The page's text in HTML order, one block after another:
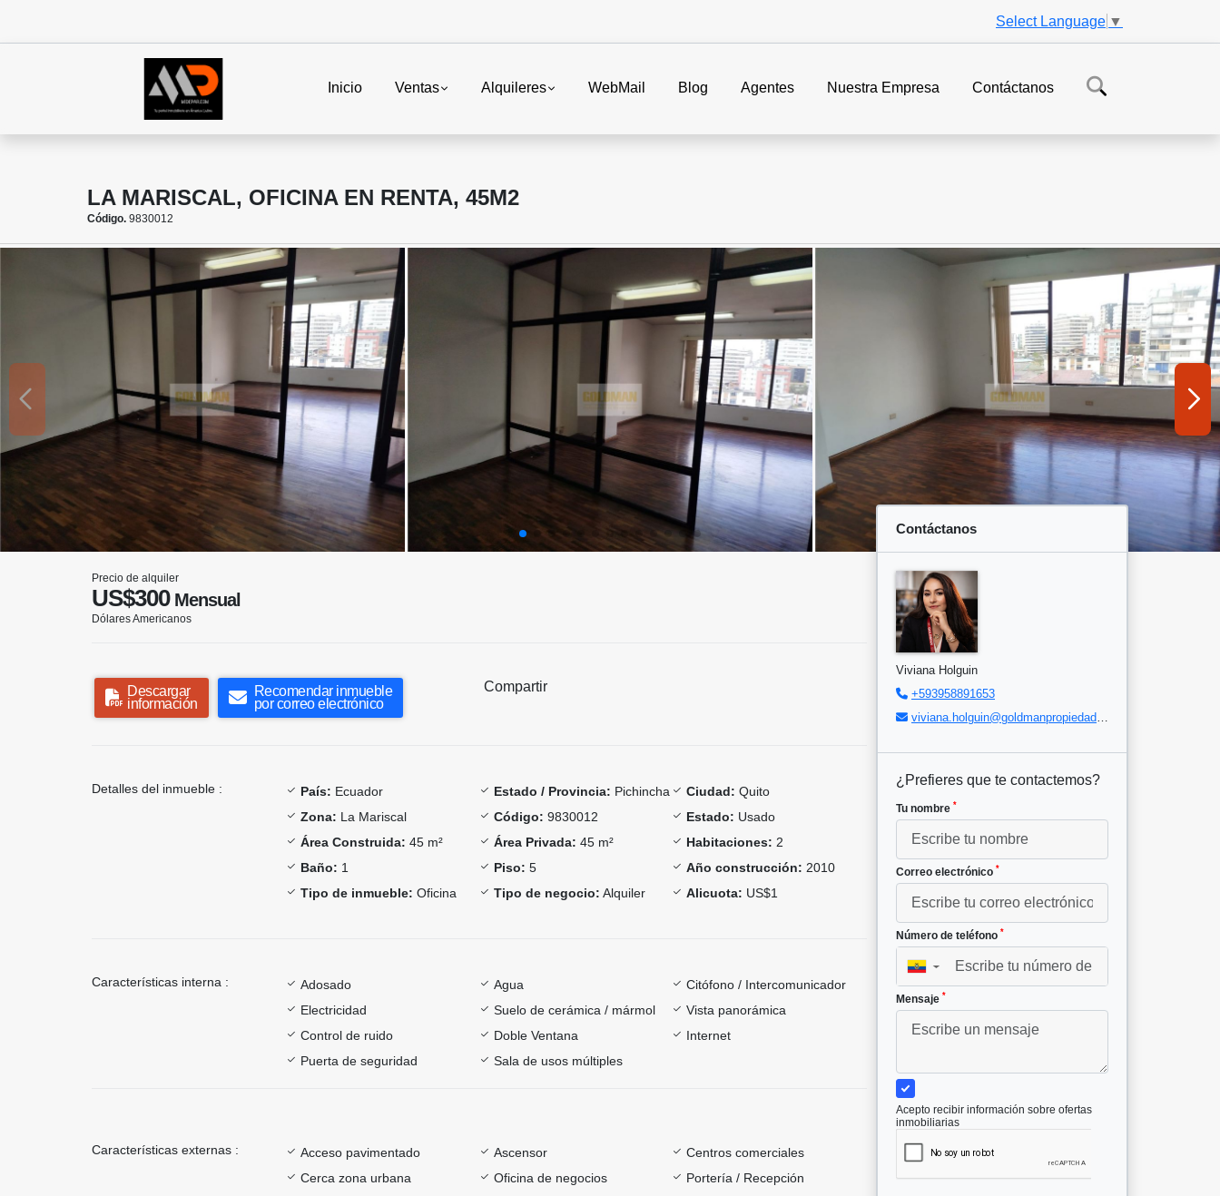
Select Language ▼
Inicio Ventas Alquileres WebMail Blog Agentes Nuestra Empresa Contáctanos
LA MARISCAL, OFICINA EN RENTA, 45M2
Código. 9830012
Precio de alquiler
US$300Mensual
Dólares Americanos
Descargar
información
Recomendar inmueble
por correo electrónico
Compartir
Detalles del inmueble : País: Ecuador Estado / Provincia: Pichincha Ciudad: Quito
Zona: La Mariscal Código: 9830012 Estado: Usado
Área Construida: 45 m² Área Privada: 45 m² Habitaciones: 2
Baño: 1 Piso: 5 Año construcción: 2010
Tipo de inmueble: Oficina Tipo de negocio: Alquiler Alicuota: US$1
Características interna : Adosado Agua
Citófono / Intercomunicador
Electricidad
Suelo de cerámica / mármol
Vista panorámica
Control de ruido
Doble Ventana
Internet
Puerta de seguridad
Sala de usos múltiples
Características externas : Acceso pavimentado Ascensor
Centros comerciales
Cerca zona urbana
Oficina de negocios
Portería / Recepción
Contáctanos
Viviana Holguin
+593958891653
viviana.holguin@goldmanpropiedades.com
¿Prefieres que te contactemos?
Tu nombre *
Correo electrónico *
Número de teléfono *
▼
Mensaje *
Acepto recibir información sobre ofertas
inmobiliarias